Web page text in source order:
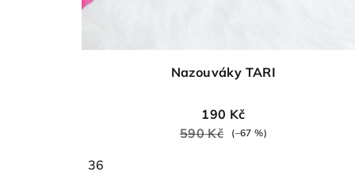
Nazouváky TARI
190 Kč
590 Kč
(–67 %)
36